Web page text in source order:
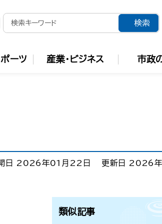
ポーツ 産業・ビジネス 市政
日 2026年01月22日 更新日 2026
類似記事